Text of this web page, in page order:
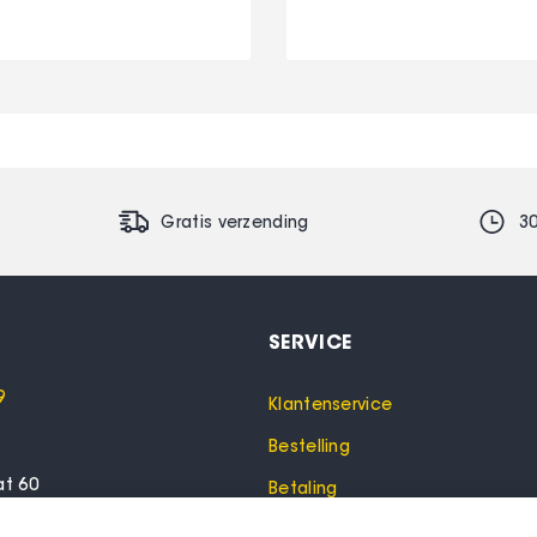
Gratis verzending
60
SERVICE
Klantenservice
Bestelling
Betaling